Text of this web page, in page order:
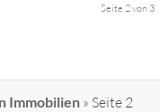
Seite 2 von 3
Immobilien » Seite 2